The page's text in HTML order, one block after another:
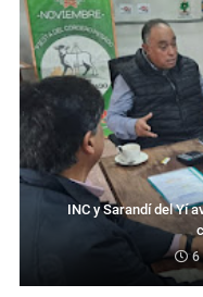
INC y Sarandí del Yí
6